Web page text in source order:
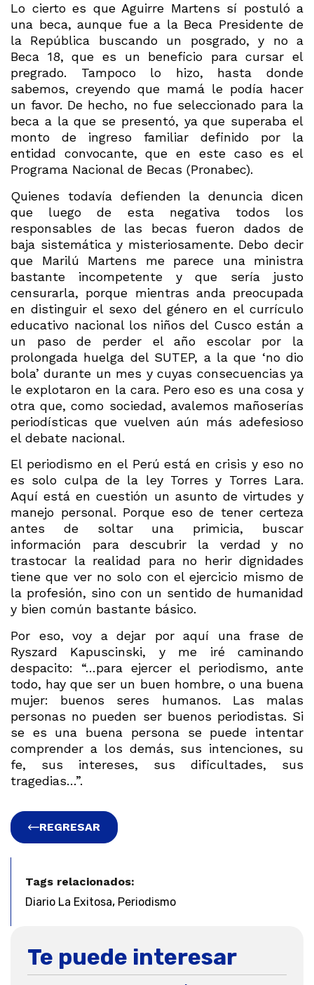
Lo cierto es que Aguirre Martens sí postuló a
una beca, aunque fue a la Beca Presidente de
la República buscando un posgrado, y no a
Beca 18, que es un beneficio para cursar el
pregrado. Tampoco lo hizo, hasta donde
sabemos, creyendo que mamá le podía hacer
un favor. De hecho, no fue seleccionado para la
beca a la que se presentó, ya que superaba el
monto de ingreso familiar definido por la
entidad convocante, que en este caso es el
Programa Nacional de Becas (Pronabec).
Quienes todavía defienden la denuncia dicen
que luego de esta negativa todos los
responsables de las becas fueron dados de
baja sistemática y misteriosamente. Debo decir
que Marilú Martens me parece una ministra
bastante incompetente y que sería justo
censurarla, porque mientras anda preocupada
en distinguir el sexo del género en el currículo
educativo nacional los niños del Cusco están a
un paso de perder el año escolar por la
prolongada huelga del SUTEP, a la que ‘no dio
bola’ durante un mes y cuyas consecuencias ya
le explotaron en la cara. Pero eso es una cosa y
otra que, como sociedad, avalemos mañoserías
periodísticas que vuelven aún más adefesioso
el debate nacional.
El periodismo en el Perú está en crisis y eso no
es solo culpa de la ley Torres y Torres Lara.
Aquí está en cuestión un asunto de virtudes y
manejo personal. Porque eso de tener certeza
antes de soltar una primicia, buscar
información para descubrir la verdad y no
trastocar la realidad para no herir dignidades
tiene que ver no solo con el ejercicio mismo de
la profesión, sino con un sentido de humanidad
y bien común bastante básico.
Por eso, voy a dejar por aquí una frase de
Ryszard Kapuscinski, y me iré caminando
despacito: “…para ejercer el periodismo, ante
todo, hay que ser un buen hombre, o una buena
mujer: buenos seres humanos. Las malas
personas no pueden ser buenos periodistas. Si
se es una buena persona se puede intentar
comprender a los demás, sus intenciones, su
fe, sus intereses, sus dificultades, sus
tragedias…”.
REGRESAR
Tags relacionados:
Diario La Exitosa, Periodismo
Te puede interesar